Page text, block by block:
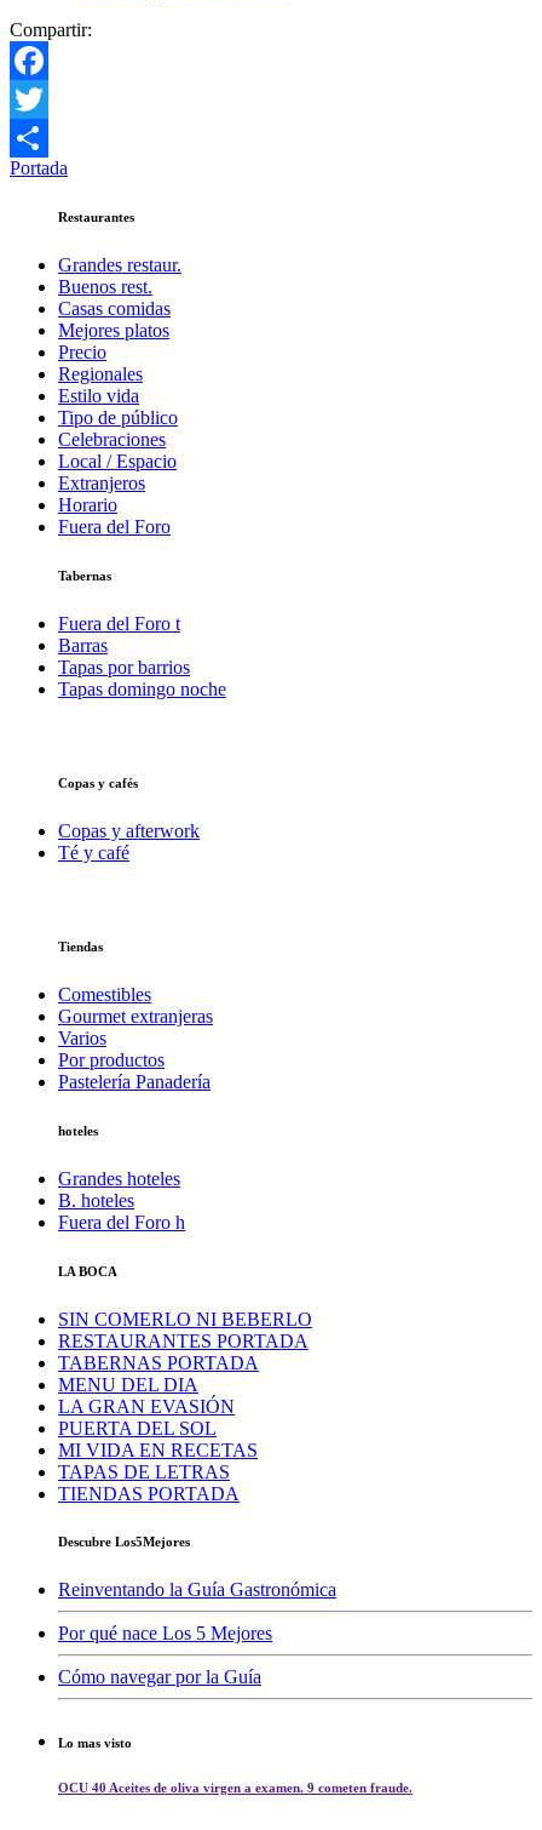
Compartir:
Facebook
Twitter
Compartir
Portada
Restaurantes
Grandes restaur.
Buenos rest.
Casas comidas
Mejores platos
Precio
Regionales
Estilo vida
Tipo de público
Celebraciones
Local / Espacio
Extranjeros
Horario
Fuera del Foro
Tabernas
Fuera del Foro t
Barras
Tapas por barrios
Tapas domingo noche
Copas y cafés
Copas y afterwork
Té y café
Tiendas
Comestibles
Gourmet extranjeras
Varios
Por productos
Pastelería Panadería
hoteles
Grandes hoteles
B. hoteles
Fuera del Foro h
LA BOCA
SIN COMERLO NI BEBERLO
RESTAURANTES PORTADA
TABERNAS PORTADA
MENU DEL DIA
LA GRAN EVASIÓN
PUERTA DEL SOL
MI VIDA EN RECETAS
TAPAS DE LETRAS
TIENDAS PORTADA
Descubre Los5Mejores
Reinventando la Guía Gastronómica
Por qué nace Los 5 Mejores
Cómo navegar por la Guía
Lo mas visto
OCU 40 Aceites de oliva virgen a examen. 9 cometen fraude.